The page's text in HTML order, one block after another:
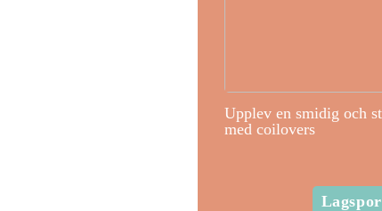
Upplev en smidig och
med coilovers